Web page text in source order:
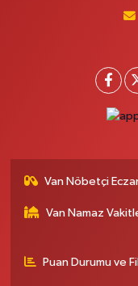
Hayat Eczanesi
Kışla Mah.Çınarlı
0 (432) 354 37 36
BAHÇELİEVLER
Van Nöbetçi
Van Namaz
Puan Durumu ve